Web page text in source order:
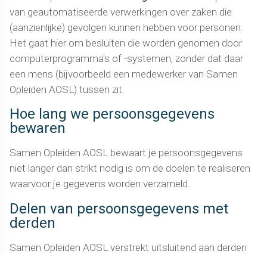
van geautomatiseerde verwerkingen over zaken die
(aanzienlijke) gevolgen kunnen hebben voor personen.
Het gaat hier om besluiten die worden genomen door
computerprogramma's of -systemen, zonder dat daar
een mens (bijvoorbeeld een medewerker van Samen
Opleiden AOSL) tussen zit.
Hoe lang we persoonsgegevens
bewaren
Samen Opleiden AOSL bewaart je persoonsgegevens
niet langer dan strikt nodig is om de doelen te realiseren
waarvoor je gegevens worden verzameld.
Delen van persoonsgegevens met
derden
Samen Opleiden AOSL verstrekt uitsluitend aan derden